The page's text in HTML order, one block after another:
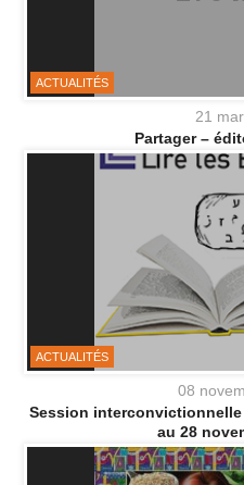
ACTUALITÉS
21
Partager –
ACTUALITÉS
08
Session
au 28